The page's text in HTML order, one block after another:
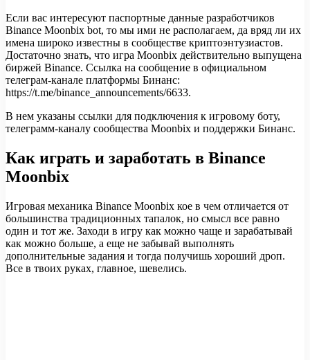
Если вас интересуют паспортные данные разработчиков
Binance Moonbix bot, то мы ими не располагаем, да вряд ли их
имена широко известны в сообществе криптоэнтузиастов.
Достаточно знать, что игра Moonbix действительно выпущена
биржей Binance. Ссылка на сообщение в официальном
телеграм-канале платформы Бинанс:
https://t.me/binance_announcements/6633.
В нем указаны ссылки для подключения к игровому боту,
телеграмм-каналу сообщества Moonbix и поддержки Бинанс.
Как играть и заработать в Binance
Moonbix
Игровая механика Binance Moonbix кое в чем отличается от
большинства традиционных тапалок, но смысл все равно
один и тот же. Заходи в игру как можно чаще и зарабатывай
как можно больше, а еще не забывай выполнять
дополнительные задания и тогда получишь хороший дроп.
Все в твоих руках, главное, шевелись.